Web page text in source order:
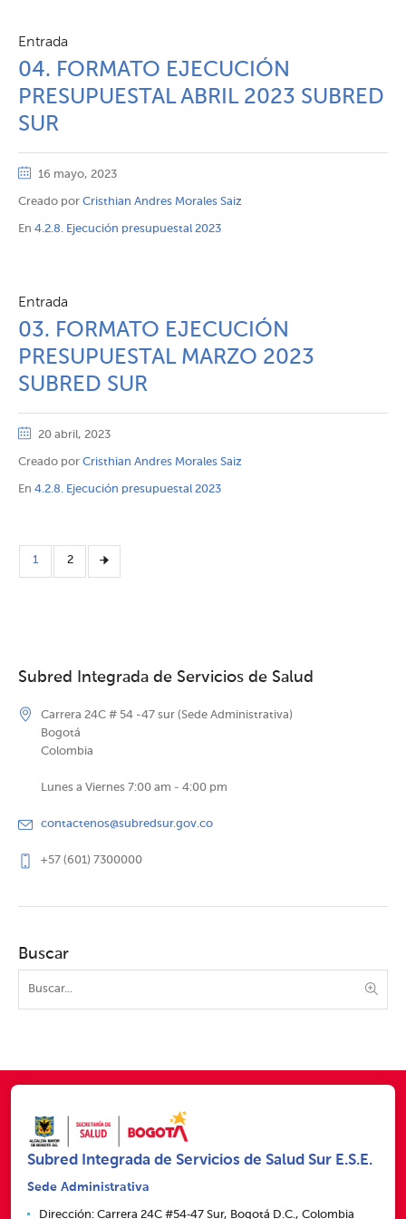
Entrada
04. FORMATO EJECUCIÓN
PRESUPUESTAL ABRIL 2023 SUBRED
SUR
16 mayo, 2023
Creado por Cristhian Andres Morales Saiz
En 4.2.8. Ejecución presupuestal 2023
Entrada
03. FORMATO EJECUCIÓN
PRESUPUESTAL MARZO 2023
SUBRED SUR
20 abril, 2023
Creado por Cristhian Andres Morales Saiz
En 4.2.8. Ejecución presupuestal 2023
1 2
Subred Integrada de Servicios de Salud
Carrera 24C # 54 -47 sur (Sede Administrativa)
Bogotá
Colombia
Lunes a Viernes 7:00 am - 4:00 pm
contactenos@subredsur.gov.co
+57 (601) 7300000
Buscar
Subred Integrada de Servicios de Salud Sur E.S.E.
Sede Administrativa
Dirección: Carrera 24C #54‑47 Sur, Bogotá D.C., Colombia